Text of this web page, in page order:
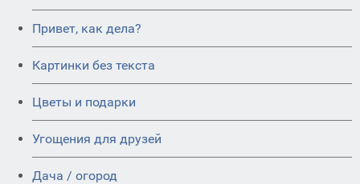
Привет, как дела?
Картинки без текста
Цветы и подарки
Угощения для друзей
Дача / огород